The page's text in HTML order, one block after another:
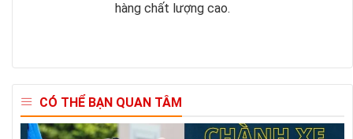
hàng chất lượng cao.
CÓ THỂ BẠN QUAN TÂM